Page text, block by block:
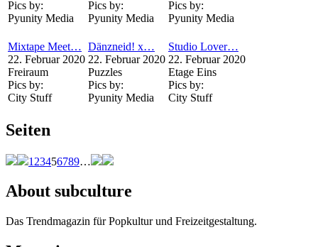
Pics by:
Pyunity Media
Pics by:
Pyunity Media
Pics by:
Pyunity Media
Mixtape Meet…
22. Februar 2020
Freiraum
Pics by:
City Stuff
Dänzneid! x…
22. Februar 2020
Puzzles
Pics by:
Pyunity Media
Studio Lover…
22. Februar 2020
Etage Eins
Pics by:
City Stuff
Seiten
1 23456789…
About subculture
Das Trendmagazin für Popkultur und Freizeitgestaltung.